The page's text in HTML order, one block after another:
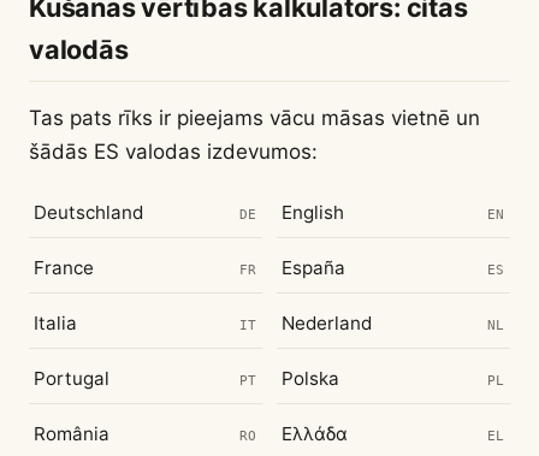
Kušanas vērtības kalkulators: citās
valodās
Tas pats rīks ir pieejams vācu māsas vietnē un
šādās ES valodas izdevumos:
Deutschland DE English EN
France FR España ES
Italia IT Nederland NL
Portugal PT Polska PL
România RO Ελλάδα EL